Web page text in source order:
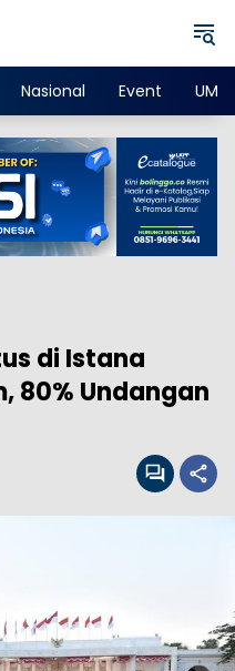
Nasional Event
di Istana
80% Undangan